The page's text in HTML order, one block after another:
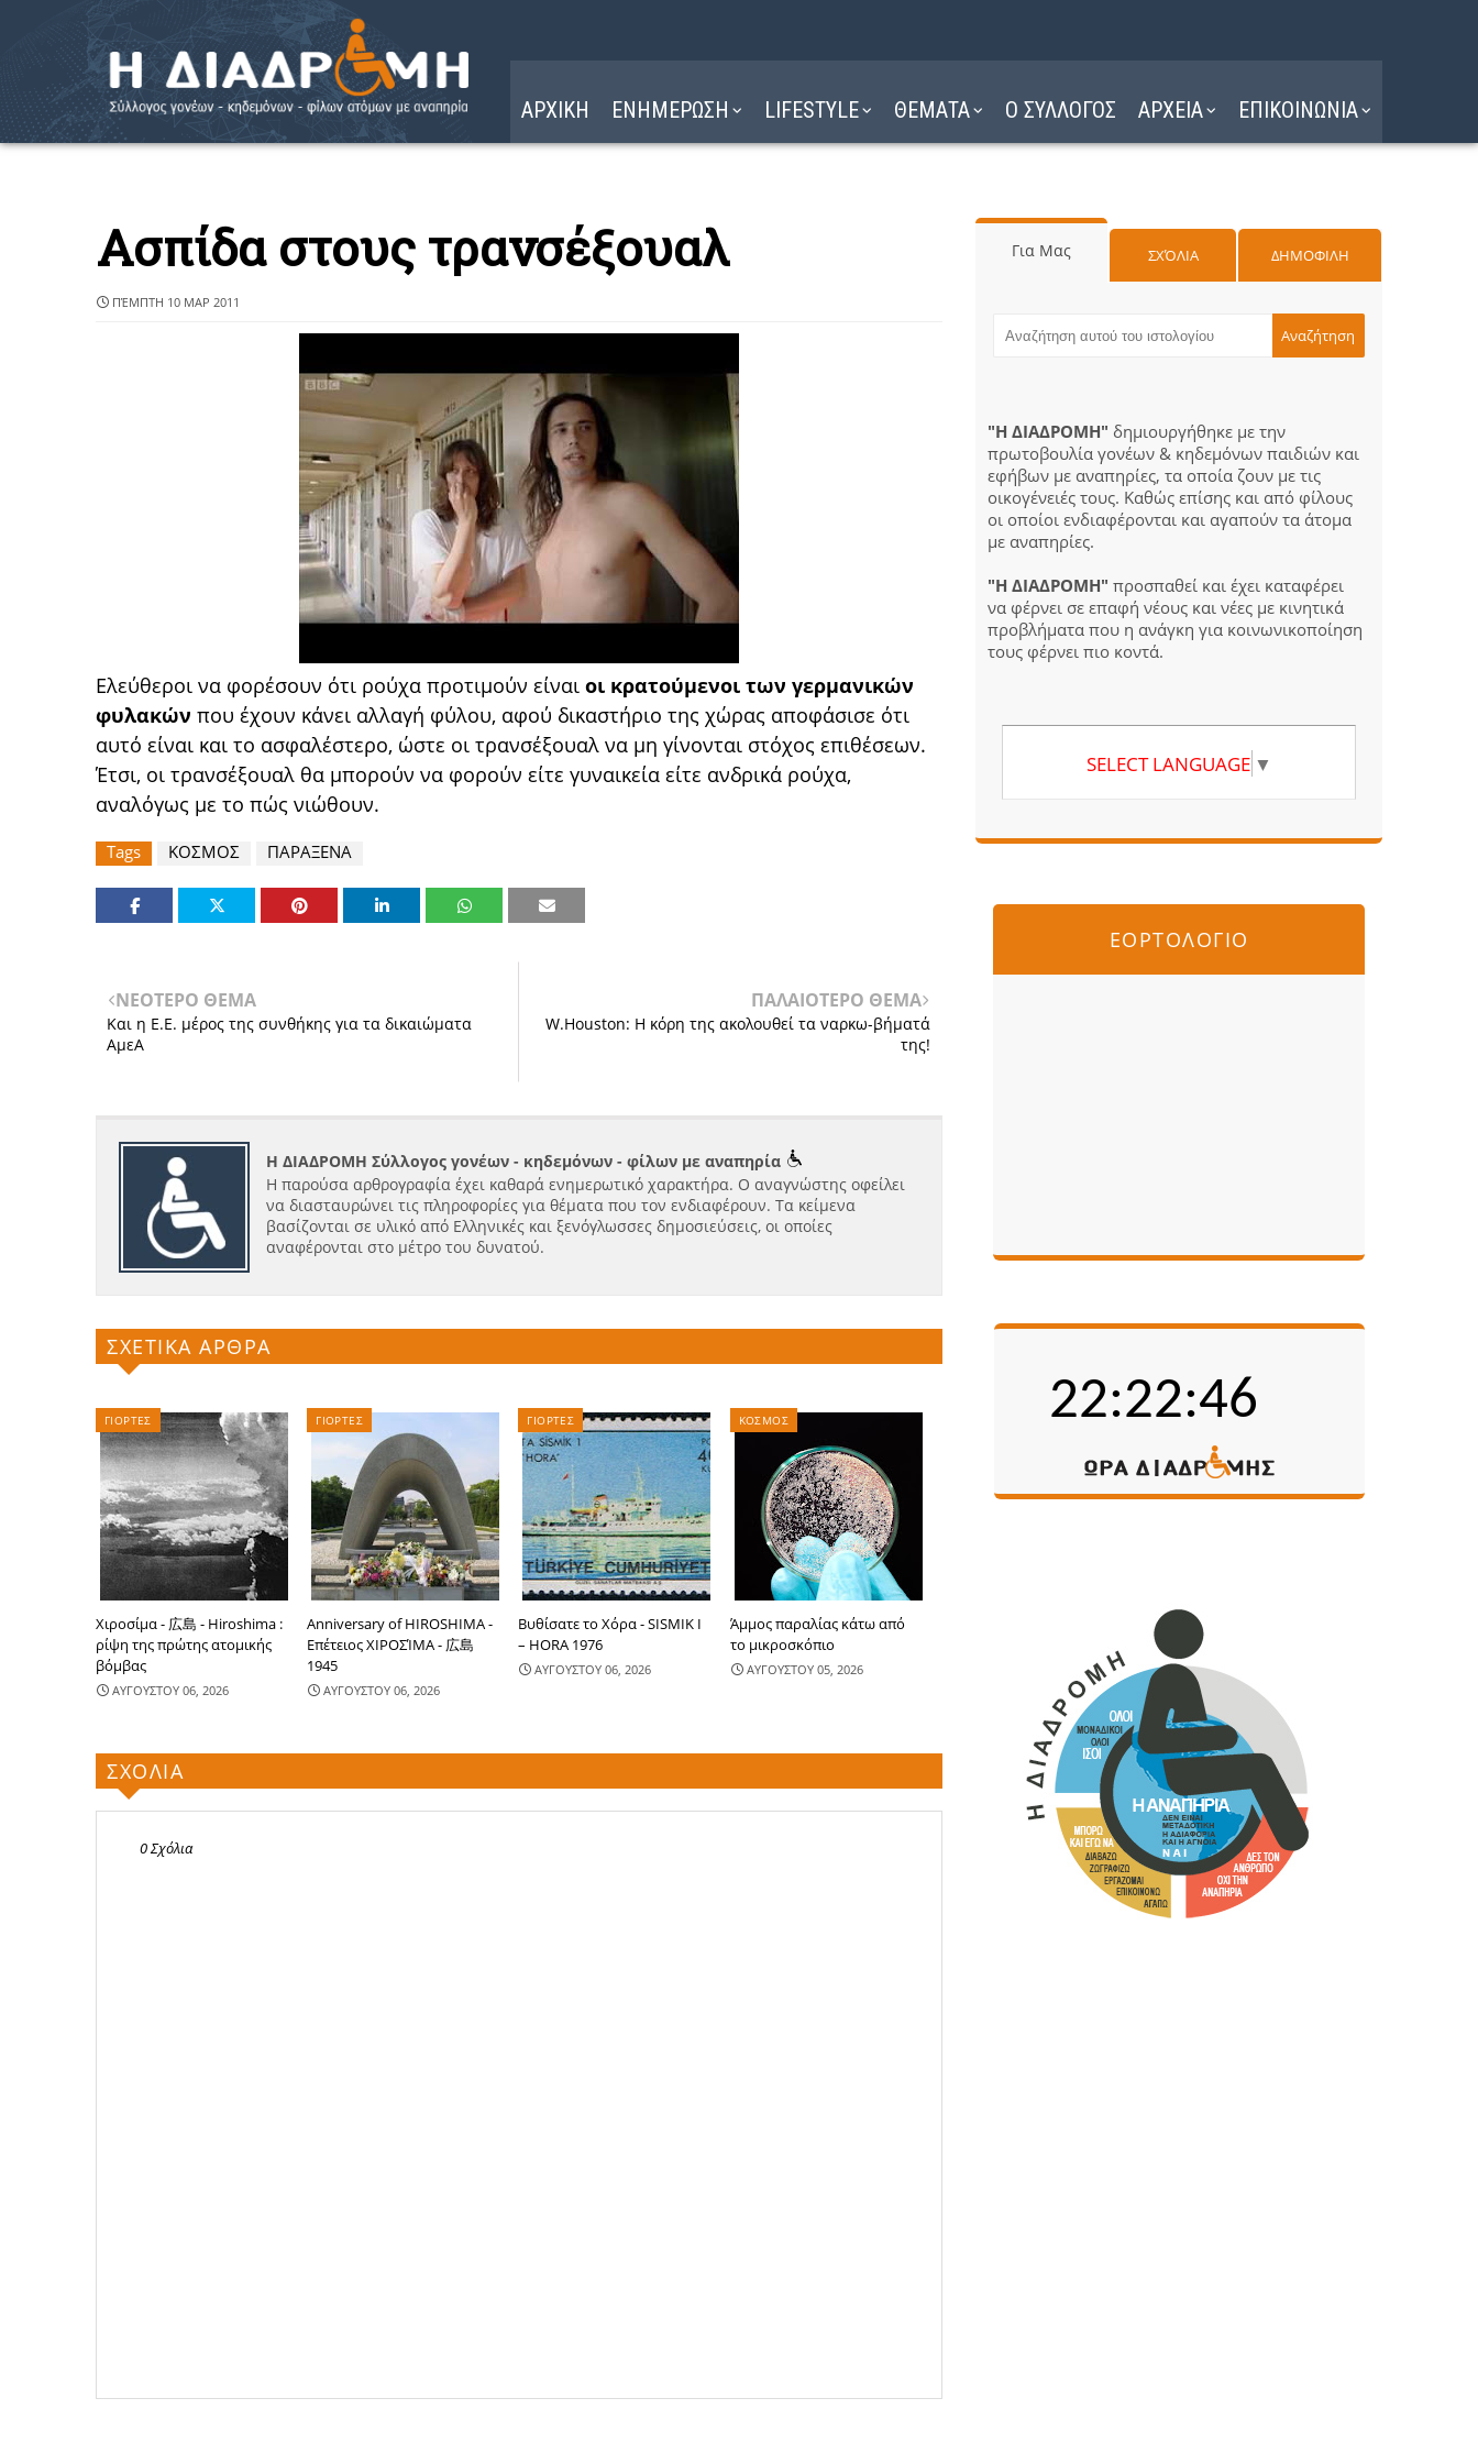
ΑΡΧΙΚΗ ΕΝΗΜΕΡΩΣΗ LIFESTYLE ΘΕΜΑΤΑ Ο ΣΥΛΛΟΓΟΣ ΑΡΧΕΙΑ ΕΠΙΚΟΙΝΩΝΙΑ
Ασπίδα στους τρανσέξουα​λ
ΠΈΜΠΤΗ 10 ΜΑΡ 2011
Ελεύθεροι να φορέσουν ότι ρούχα προτιμούν είναι οι κρατούμενοι των γερμανικών
φυλακών που έχουν κάνει αλλαγή φύλου, αφού δικαστήριο της χώρας αποφάσισε ότι
αυτό είναι και το ασφαλέστερο, ώστε οι τρανσέξουαλ να μη γίνονται στόχος επιθέσεων.
Έτσι, οι τρανσέξουαλ θα μπορούν να φορούν είτε γυναικεία είτε ανδρικά ρούχα,
αναλόγως με το πώς νιώθουν.
Tags ΚΟΣΜΟΣ ΠΑΡΑΞΕΝΑ
ΝΕΟΤΕΡΟ ΘΕΜΑ
Και η Ε.Ε. μέρος της συνθήκης για τα δικαιώματα
ΑμεΑ
ΠΑΛΑΙΟΤΕΡΟ ΘΕΜΑ
W.Houston: Η κόρη της ακολουθεί τα ναρκω-βήματά
της!
Η ΔΙΑΔΡΟΜΗ Σύλλογος γονέων - κηδεμόνων - φίλων με αναπηρία
Η παρούσα αρθρογραφία έχει καθαρά ενημερωτικό χαρακτήρα. Ο αναγνώστης οφείλει
να διασταυρώνει τις πληροφορίες για θέματα που τον ενδιαφέρουν. Τα κείμενα
βασίζονται σε υλικό από Ελληνικές και ξενόγλωσσες δημοσιεύσεις, οι οποίες
αναφέρονται στο μέτρο του δυνατού.
ΣΧΕΤΙΚΑ ΑΡΘΡΑ
ΓΙΟΡΤΕΣ
Χιροσίμα - 広島 - Hiroshima :
ρίψη της πρώτης ατομικής
βόμβας
ΑΥΓΟΥΣΤΟΥ 06, 2026
ΓΙΟΡΤΕΣ
Anniversary of HIROSHIMA -
Επέτειος ΧΙΡΟΣΊΜΑ - 広島
1945
ΑΥΓΟΥΣΤΟΥ 06, 2026
ΓΙΟΡΤΕΣ
Βυθίσατε το Χόρα - SISMIK I
– HORA 1976
ΑΥΓΟΥΣΤΟΥ 06, 2026
ΚΟΣΜΟΣ
Άμμος παραλίας κάτω από
το μικροσκόπιο
ΑΥΓΟΥΣΤΟΥ 05, 2026
ΣΧΟΛΙΑ
0 Σχόλια
Για Μας ΣΧΌΛΙΑ ΔΗΜΟΦΙΛΗ
"Η ΔΙΑΔΡΟΜΗ" δημιουργήθηκε με την
πρωτοβουλία γονέων & κηδεμόνων παιδιών και
εφήβων με αναπηρίες, τα οποία ζουν με τις
οικογένειές τους. Καθώς επίσης και από φίλους
οι οποίοι ενδιαφέρονται και αγαπούν τα άτομα
με αναπηρίες.
"Η ΔΙΑΔΡΟΜΗ" προσπαθεί και έχει καταφέρει
να φέρνει σε επαφή νέους και νέες με κινητικά
προβλήματα που η ανάγκη για κοινωνικοποίηση
τους φέρνει πιο κοντά.
SELECT LANGUAGE ▼
ΕΟΡΤΟΛΟΓΙΟ